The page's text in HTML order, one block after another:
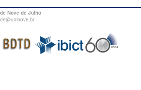
Nove de Julho